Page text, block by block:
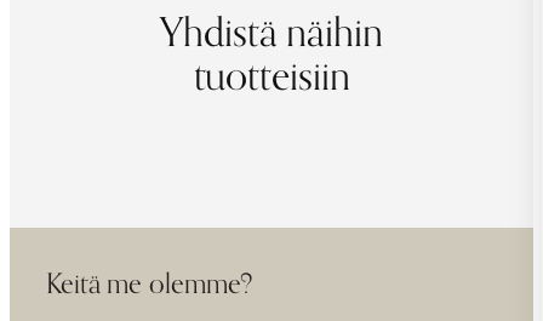
Yhdistä näihin
tuotteisiin
Keitä me olemme?